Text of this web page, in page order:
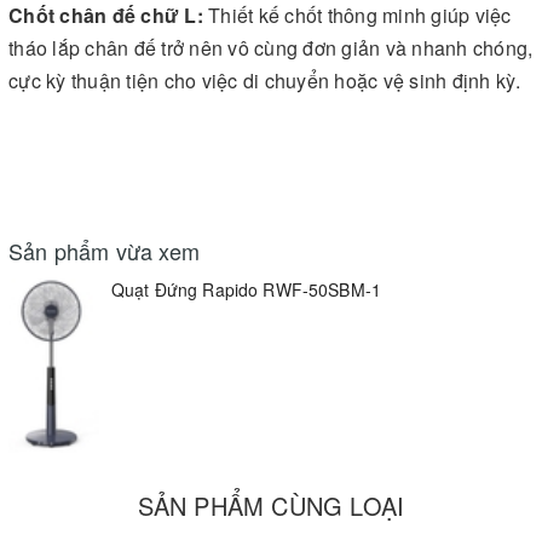
Chốt chân đế chữ L: Thiết kế chốt thông minh giúp việc
tháo lắp chân đế trở nên vô cùng đơn giản và nhanh chóng,
cực kỳ thuận tiện cho việc di chuyển hoặc vệ sinh định kỳ.
Sản phẩm vừa xem
Quạt Đứng Rapido RWF-50SBM-1
SẢN PHẨM CÙNG LOẠI